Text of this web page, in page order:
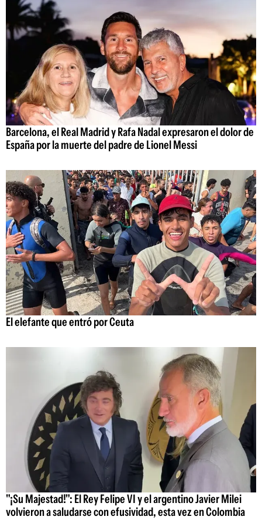
Barcelona, el Real Madrid y Rafa Nadal expresaron el dolor de
España por la muerte del padre de Lionel Messi
El elefante que entró por Ceuta
"¡Su Majestad!": El Rey Felipe VI y el argentino Javier Milei
volvieron a saludarse con efusividad, esta vez en Colombia